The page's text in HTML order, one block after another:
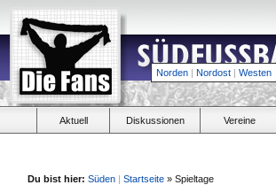
Norden | Nordost | Westen
Aktuell Diskussionen Vereine
Du bist hier: Süden | Startseite » Spieltage